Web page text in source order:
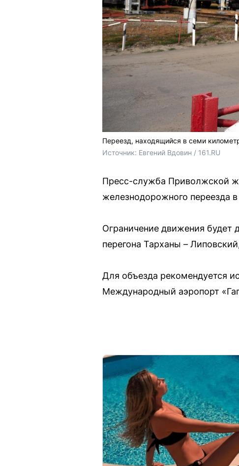
Переезд, находящийся в семи
Источник: Евгений Вдовин / 161.RU
Пресс-служба Приволжской
железнодорожного переезда
Ограничение движения будет
перегона Тарханы –
Для объезда рекомендуется
Международный аэропорт